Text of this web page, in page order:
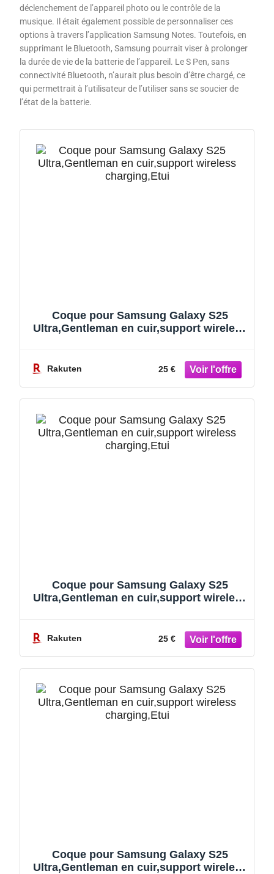
déclenchement de l’appareil photo ou le contrôle de la
musique. Il était également possible de personnaliser ces
options à travers l’application Samsung Notes. Toutefois, en
supprimant le Bluetooth, Samsung pourrait viser à prolonger
la durée de vie de la batterie de l’appareil. Le S Pen, sans
connectivité Bluetooth, n’aurait plus besoin d’être chargé, ce
qui permettrait à l’utilisateur de l’utiliser sans se soucier de
l’état de la batterie.
Coque pour Samsung Galaxy S25
Ultra,Gentleman en cuir,support wireless
Rakuten 25 €
Coque pour Samsung Galaxy S25
Ultra,Gentleman en cuir,support wireless
Rakuten 25 €
Coque pour Samsung Galaxy S25
Ultra,Gentleman en cuir,support wireless